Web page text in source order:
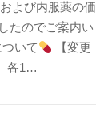
よび内服薬の価
たのでご案内い
いて
【変更
各1…